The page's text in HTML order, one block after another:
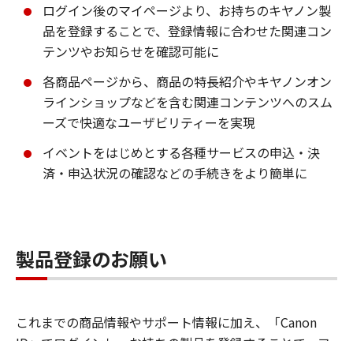
ログイン後のマイページより、お持ちのキヤノン製
品を登録することで、登録情報に合わせた関連コン
テンツやお知らせを確認可能に
各商品ページから、商品の特長紹介やキヤノンオン
ラインショップなどを含む関連コンテンツへのスム
ーズで快適なユーザビリティーを実現
イベントをはじめとする各種サービスの申込・決
済・申込状況の確認などの手続きをより簡単に
製品登録のお願い
これまでの商品情報やサポート情報に加え、「Canon